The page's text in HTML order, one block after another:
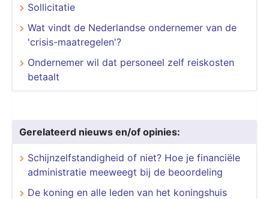
Sollicitatie
Wat vindt de Nederlandse ondernemer van de
'crisis-maatregelen'?
Ondernemer wil dat personeel zelf reiskosten
betaalt
Gerelateerd nieuws en/of opinies:
Schijnzelfstandigheid of niet? Hoe je financiële
administratie meeweegt bij de beoordeling
De koning en alle leden van het koningshuis